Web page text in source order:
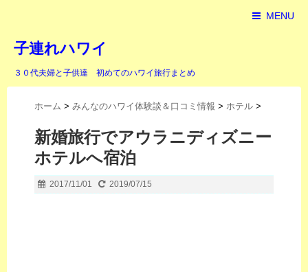
MENU
子連れハワイ
３０代夫婦と子供達 初めてのハワイ旅行まとめ
ホーム > みんなのハワイ体験談＆口コミ情報 > ホテル >
新婚旅行でアウラニディズニー
ホテルへ宿泊
2017/11/01 2019/07/15